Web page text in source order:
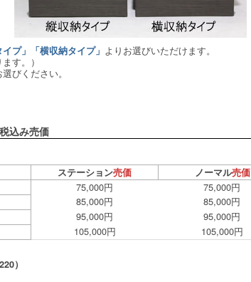
イプ」「横収納タイプ」 よりお選びいただけます。
す。）
びください。
込み売価
ステーション売価 ノーマル売価
75,000円 75,000円
85,000円 85,000円
95,000円 95,000円
105,000円 105,000円
）